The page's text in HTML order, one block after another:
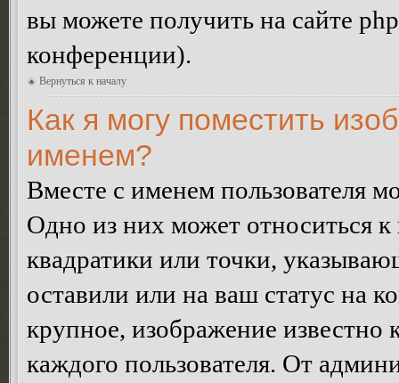
вы можете получить на сайте
конференции).
Вернуться к началу
Как я могу поместить
именем?
Вместе с именем пользователя
Одно из них может относиться
квадратики или точки,
оставили или на ваш статус на
крупное, изображение известно
каждого пользователя. От